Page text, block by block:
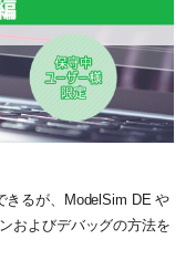
きるが、ModelSim DE や
およびデバッグの方法を